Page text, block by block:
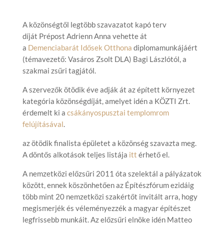
A közönségtől legtöbb szavazatot kapó terv
díját Prépost Adrienn Anna vehette át
a Demenciabarát Idősek Otthona diplomamunkájáért
(témavezető: Vasáros Zsolt DLA) Bagi Lászlótól, a
szakmai zsűri tagjától.
A szervezők ötödik éve adják át az épített környezet
kategória közönségdíját, amelyet idén a KÖZTI Zrt.
érdemelt ki a csákányospusztai templomrom
felújításával.
az ötödik finalista épületet a közönség szavazta meg.
A döntős alkotások teljes listája itt érhető el.
A nemzetközi előzsűri 2011 óta szelektál a pályázatok
között, ennek köszönhetően az Építészfórum ezidáig
több mint 20 nemzetközi szakértőt invitált arra, hogy
megismerjék és véleményezzék a magyar építészet
legfrissebb munkáit. Az előzsűri elnöke idén Matteo